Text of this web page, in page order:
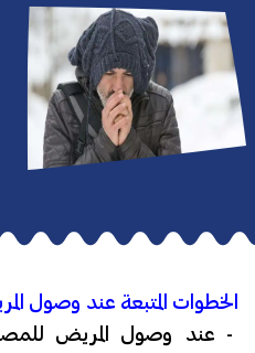
الخطوات المتبعة عند وصول
- عند وصول المريض